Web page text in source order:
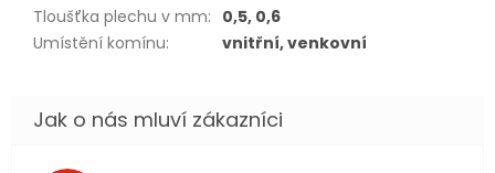
Tloušťka plechu v mm: 0,5, 0,6
Umístění komínu: vnitřní, venkovní